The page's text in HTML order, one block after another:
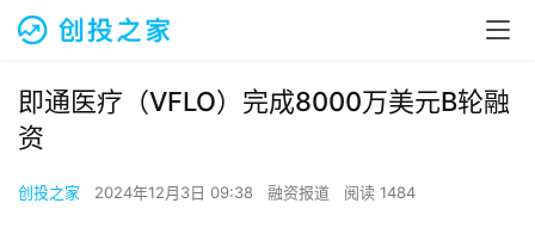
即通医疗（VFLO）完成8000万美元B轮融
资
创投之家 2024年12月3日 09:38 融资报道 阅读 1484